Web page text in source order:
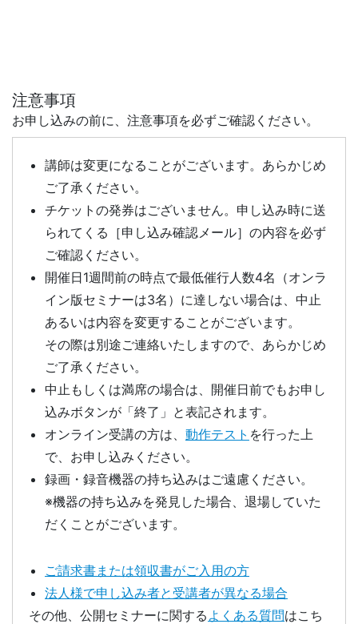
注意事項
お申し込みの前に、注意事項を必ずご確認ください。
講師は変更になることがございます。あらかじめ
ご了承ください。
チケットの発券はございません。申し込み時に送
られてくる［申し込み確認メール］の内容を必ず
ご確認ください。
開催日1週間前の時点で最低催行人数4名（オンラ
イン版セミナーは3名）に達しない場合は、中止
あるいは内容を変更することがございます。
その際は別途ご連絡いたしますので、あらかじめ
ご了承ください。
中止もしくは満席の場合は、開催日前でもお申し
込みボタンが「終了」と表記されます。
オンライン受講の方は、 動作テスト を行った上
で、お申し込みください。
録画・録音機器の持ち込みはご遠慮ください。
※機器の持ち込みを発見した場合、退場していた
だくことがございます。
ご請求書または領収書がご入用の方
法人様で申し込み者と受講者が異なる場合
その他、公開セミナーに関する よくある質問はこち